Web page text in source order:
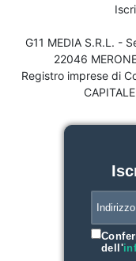
G11 MEDIA S.R.L. -
22046
Registro imprese di
dell'